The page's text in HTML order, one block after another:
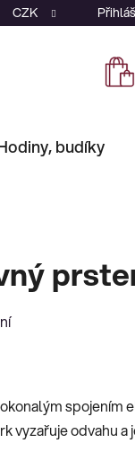
CZK
budíky
spojením
vyzařuje odvahu a